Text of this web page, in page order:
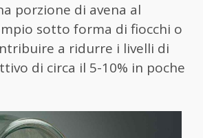
porzione di avena al
sotto forma di fiocchi o
a ridurre i livelli di
di circa il 5-10% in poche